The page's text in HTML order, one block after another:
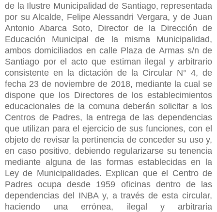
de la Ilustre Municipalidad de Santiago, representada
por su Alcalde, Felipe Alessandri Vergara, y de Juan
Antonio Abarca Soto, Director de la Dirección de
Educación Municipal de la misma Municipalidad,
ambos domiciliados en calle Plaza de Armas s/n de
Santiago por el acto que estiman ilegal y arbitrario
consistente en la dictación de la Circular N° 4, de
fecha 23 de noviembre de 2018, mediante la cual se
dispone que los Directores de los establecimientos
educacionales de la comuna deberán solicitar a los
Centros de Padres, la entrega de las dependencias
que utilizan para el ejercicio de sus funciones, con el
objeto de revisar la pertinencia de conceder su uso y,
en caso positivo, debiendo regularizarse su tenencia
mediante alguna de las formas establecidas en la
Ley de Municipalidades. Explican que el Centro de
Padres ocupa desde 1959 oficinas dentro de las
dependencias del INBA y, a través de esta circular,
haciendo una errónea, ilegal y arbitraria